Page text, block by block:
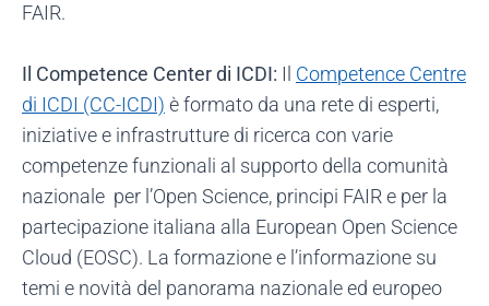
FAIR.
Il Competence Center di ICDI: Il Competence Centre
di ICDI (CC-ICDI) è formato da una rete di esperti,
iniziative e infrastrutture di ricerca con varie
competenze funzionali al supporto della comunità
nazionale per l’Open Science, principi FAIR e per la
partecipazione italiana alla European Open Science
Cloud (EOSC). La formazione e l’informazione su
temi e novità del panorama nazionale ed europeo